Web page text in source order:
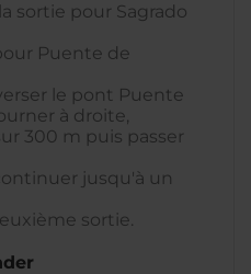
sortie pour Sagrado
Puente de
le pont Puente
à droite,
300 m puis passer
jusqu'à un
sortie.